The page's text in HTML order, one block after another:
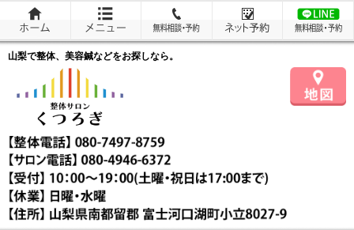
山梨で整体、美容鍼などをお探しなら。